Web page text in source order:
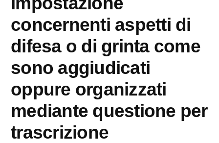
concernenti aspetti di
difesa o di grinta come
sono aggiudicati
oppure organizzati
mediante questione per
trascrizione